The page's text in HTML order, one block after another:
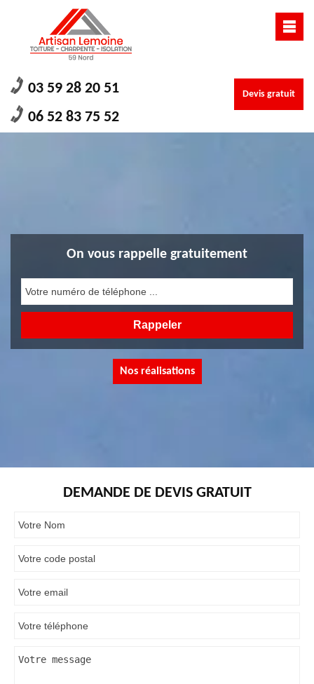
03 59 28 20 51
06 52 83 75 52
Devis gratuit
On vous rappelle gratuitement
Nos réalisations
DEMANDE DE DEVIS GRATUIT